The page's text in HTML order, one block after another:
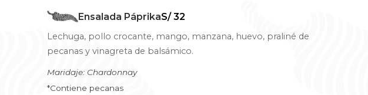
Ensalada PáprikaS/ 32
Lechuga, pollo crocante, mango, manzana, huevo, praliné de
pecanas y vinagreta de balsámico.
Maridaje: Chardonnay
*Contiene pecanas